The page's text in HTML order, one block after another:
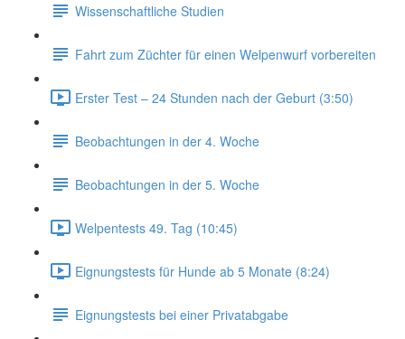
Wissenschaftliche Studien
Fahrt zum Züchter für einen Welpenwurf vorbereiten
Erster Test – 24 Stunden nach der Geburt (3:50)
Beobachtungen in der 4. Woche
Beobachtungen in der 5. Woche
Welpentests 49. Tag (10:45)
Eignungstests für Hunde ab 5 Monate (8:24)
Eignungstests bei einer Privatabgabe